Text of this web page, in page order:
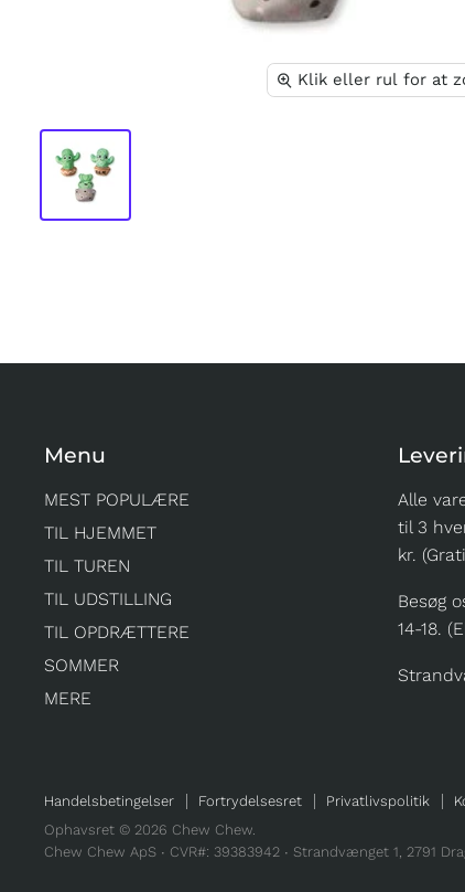
Klik eller rul for at
Menu
MEST POPULÆRE
TIL HJEMMET
TIL TUREN
TIL UDSTILLING
TIL OPDRÆTTERE
SOMMER
MERE
Alle
til 3
kr.
Besøg
14-18.
Handelsbetingelser Fortrydelsesret Privatlivspolitik
Ophavsret © 2026 Chew Chew.
Chew Chew ApS ∙ CVR#: 39383942 ∙ Strandvænget 1, 2791